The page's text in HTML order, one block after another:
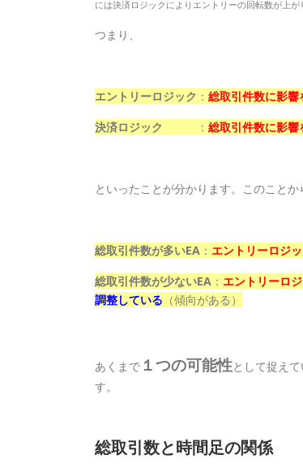
には決済ロジックによりエントリーの回転数が上が
つまり、
エントリーロジック ： 総取引件数に影響
決済ロジック
： 総取引件数に影響
といったことが分かります。このこと
総取引件数が多いEA ： エントリーロジ
総取引件数が少ないEA ： エントリーロ
調整している （傾向がある）
あくまで １つの可能性として捉え
す。
総取引数と時間足の関係